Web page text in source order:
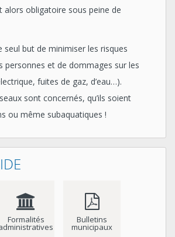
alors obligatoire sous peine de
seul but de minimiser les risques
personnes et de dommages sur les
fuites de gaz, d’eau…).
sont concernés, qu’ils soient
ou même subaquatiques !
Formalités Bulletins
municipaux